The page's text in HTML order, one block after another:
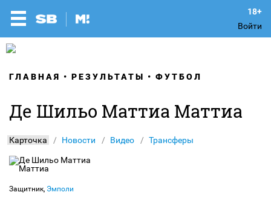
Войти
ГЛАВНАЯ РЕЗУЛЬТАТЫ ФУТБОЛ
Де Шильо Маттиа Маттиа
Карточка Новости Видео Трансферы
Защитник, Эмполи